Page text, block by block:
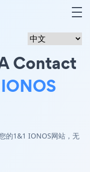
Contact
的1&1 IONOS网站，无